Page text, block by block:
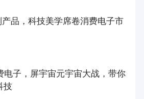
品，科技美学席卷消费电子市
电子，屏宇宙元宇宙大战，带你
技